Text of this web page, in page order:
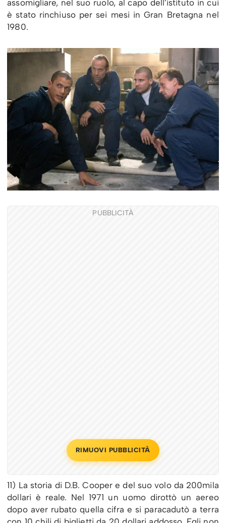
assomigliare, nel suo ruolo, al capo dell’istituto in cui
è stato rinchiuso per sei mesi in Gran Bretagna nel
1980.
PUBBLICITÀ
RIMUOVI PUBBLICITÀ
11) La storia di D.B. Cooper e del suo volo da 200mila
dollari è reale. Nel 1971 un uomo dirottò un aereo
dopo aver rubato quella cifra e si paracadutò a terra